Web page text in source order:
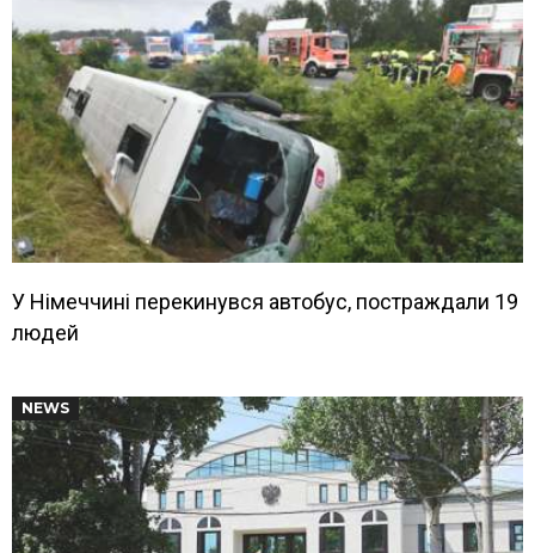
У Німеччині перекинувся автобус, постраждали 19
людей
NEWS